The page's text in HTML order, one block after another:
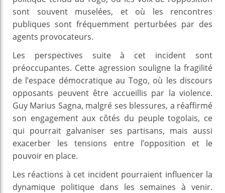
sont souvent muselées, et où les rencontres
publiques sont fréquemment perturbées par des
agents provocateurs.
Les perspectives suite à cet incident sont
préoccupantes. Cette agression souligne la fragilité
de l’espace démocratique au Togo, où les discours
opposants peuvent être accueillis par la violence.
Guy Marius Sagna, malgré ses blessures, a réaffirmé
son engagement aux côtés du peuple togolais, ce
qui pourrait galvaniser ses partisans, mais aussi
exacerber les tensions entre l’opposition et le
pouvoir en place.
Les réactions à cet incident pourraient influencer la
dynamique politique dans les semaines à venir.